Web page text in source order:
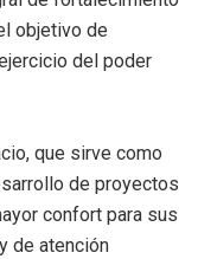
objetivo de
del poder
que sirve como
de proyectos
confort para sus
de atención